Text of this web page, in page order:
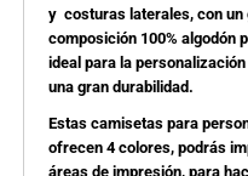
y costuras laterales, con un
composición 100% algodón
ideal para la
una gran durabilidad.
Estas camisetas para
ofrecen 4 colores, podrás
áreas de impresión, para